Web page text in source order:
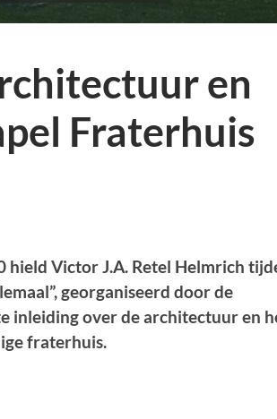
en
Fraterhuis
hield Victor J.A. Retel Helmrich
georganiseerd door de
inleiding over de architectuur en
fraterhuis.